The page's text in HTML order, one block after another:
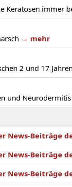
Keratosen immer
→ mehr
2 und 17
und
News-Beiträge
News-Beiträge
News-Beiträge